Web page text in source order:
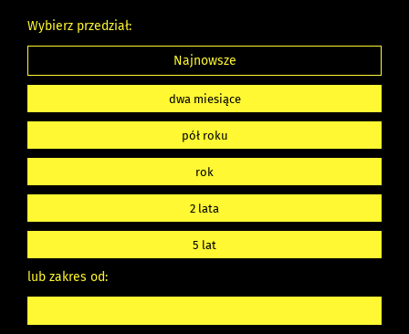
Wybierz przedział:
Najnowsze
dwa miesiące
pół roku
rok
2 lata
5 lat
lub zakres od: